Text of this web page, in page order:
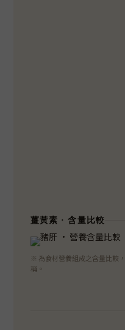
薑黃素 · 含量比較
※ 為食材營養組成之含量比較
稱。